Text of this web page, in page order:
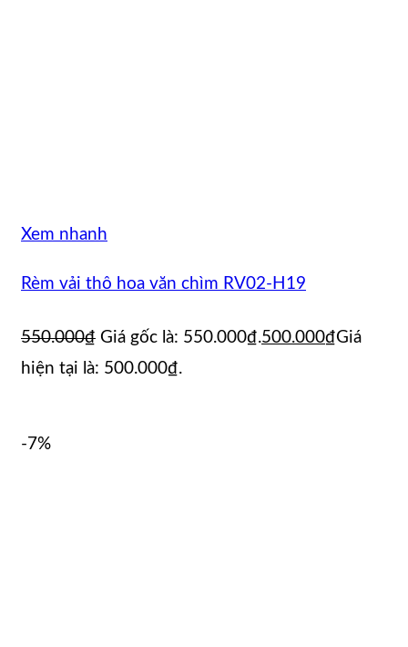
Xem nhanh
Rèm vải thô hoa văn chìm RV02-H19
550.000₫ Giá gốc là: 550.000₫.500.000₫Giá
hiện tại là: 500.000₫.
-7%